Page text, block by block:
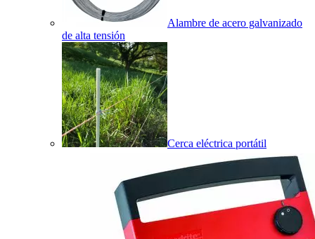
Alambre de acero galvanizado
de alta tensión
Cerca eléctrica portátil